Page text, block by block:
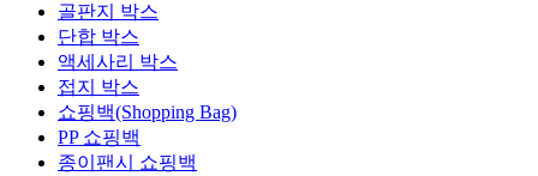
골판지 박스
단합 박스
액세사리 박스
접지 박스
쇼핑백(Shopping Bag)
PP 쇼핑백
종이팬시 쇼핑백